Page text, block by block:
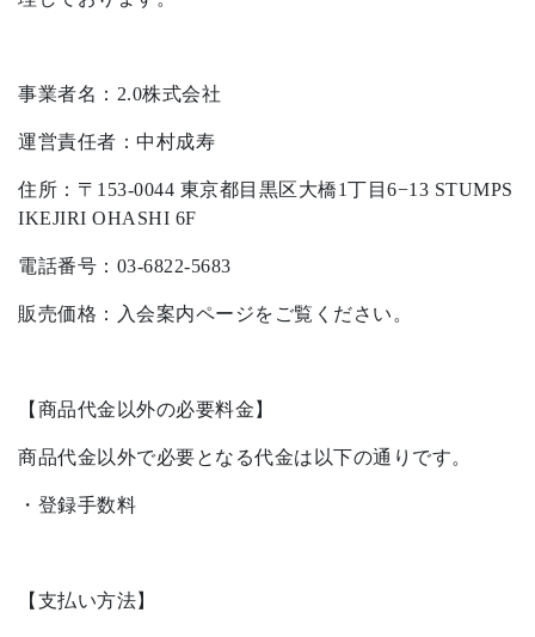
事業者名：2.0株式会社
運営責任者：中村成寿
住所：〒153-0044 東京都目黒区大橋1丁目6−13 STUMPS
IKEJIRI OHASHI 6F
電話番号：03-6822-5683
販売価格：入会案内ページをご覧ください。
【商品代金以外の必要料金】
商品代金以外で必要となる代金は以下の通りです。
・登録手数料
【支払い方法】